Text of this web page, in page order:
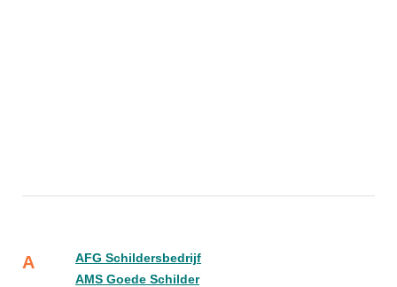
A
AFG Schildersbedrijf
AMS Goede Schilder